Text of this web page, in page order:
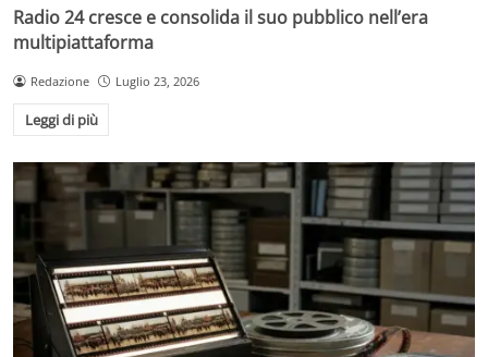
Radio 24 cresce e consolida il suo pubblico nell’era
multipiattaforma
Redazione Luglio 23, 2026
Leggi di più